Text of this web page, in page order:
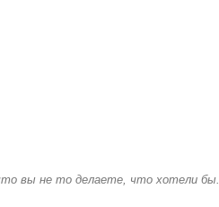
вы не то делаете, что хотели бы.